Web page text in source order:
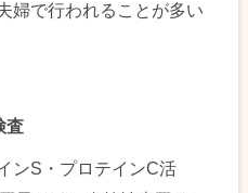
婦で行われることが多い
査
ンS・プロテインC活